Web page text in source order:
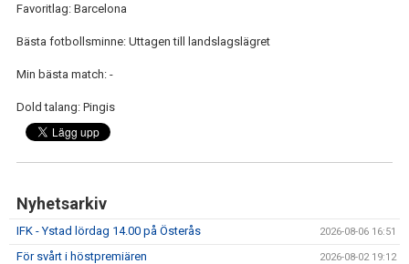
Favoritlag: Barcelona
Bästa fotbollsminne: Uttagen till landslagslägret
Min bästa match: -
Dold talang: Pingis
Nyhetsarkiv
IFK - Ystad lördag 14.00 på Österås 2026-08-06 16:51
För svårt i höstpremiären 2026-08-02 19:12